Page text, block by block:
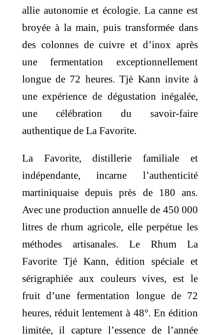
allie autonomie et écologie. La canne est
broyée à la main, puis transformée dans
des colonnes de cuivre et d’inox après
une fermentation exceptionnellement
longue de 72 heures. Tjè Kann invite à
une expérience de dégustation inégalée,
une célébration du savoir-faire
authentique de La Favorite.
La Favorite, distillerie familiale et
indépendante, incarne l’authenticité
martiniquaise depuis près de 180 ans.
Avec une production annuelle de 450 000
litres de rhum agricole, elle perpétue les
méthodes artisanales. Le Rhum La
Favorite Tjé Kann, édition spéciale et
sérigraphiée aux couleurs vives, est le
fruit d’une fermentation longue de 72
heures, réduit lentement à 48°. En édition
limitée, il capture l’essence de l’année